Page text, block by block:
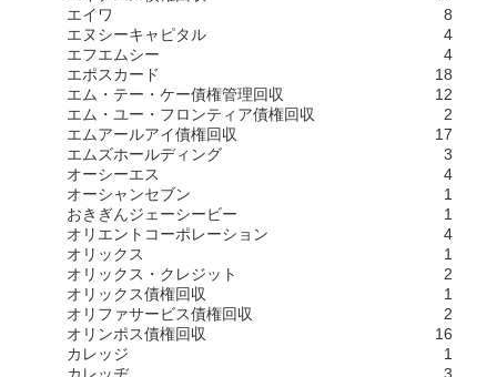
エイワ
8
エヌシーキャピタル
4
エフエムシー
4
エポスカード
18
エム・テー・ケー債権管理回収
12
エム・ユー・フロンティア債権回収
2
エムアールアイ債権回収
17
エムズホールディング
3
オーシーエス
4
オーシャンセブン
1
おきぎんジェーシービー
1
オリエントコーポレーション
4
オリックス
1
オリックス・クレジット
2
オリックス債権回収
1
オリファサービス債権回収
2
オリンポス債権回収
16
カレッジ
1